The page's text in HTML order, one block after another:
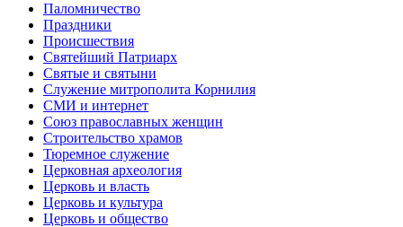
Паломничество
Праздники
Происшествия
Святейший Патриарх
Святые и святыни
Служение митрополита Корнилия
СМИ и интернет
Союз православных женщин
Строительство храмов
Тюремное служение
Церковная археология
Церковь и власть
Церковь и культура
Церковь и общество